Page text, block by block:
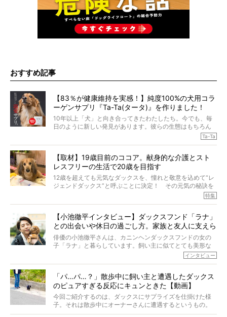
おすすめ記事
【83％が健康維持を実感！】純度100%の犬用コラ
ーゲンサプリ『Ta-Ta(タータ)』を作りました！
10年以上「犬」と向き合ってきたわたしたち。今でも、毎
日のように新しい発見があります。彼らの生態はもちろん
のこと、「食事」に関することも同じです。昔の犬は25年
代の犬の食事は“ある重要な栄養”が不足しがちになっている
というのです。
それを効率よくおぎなってくれるのが、コラーゲン！ そ
こでわたしたちは、純度100%の犬用コラーゲンサプリ
『Ta-Ta(タータ)』を作りました！
愛犬家の83％が「健康維持を実感した」と評判のTa-Ta(タ
か届きますように。
Ta-Ta
【取材】19歳目前のココア。献身的な介護とスト
レスフリーの生活で20歳を目指す
12歳を超えても元気なダックスを、憧れと敬意を込めて“レ
ジェンドダックス”と呼ぶことに決定！ その元気の秘訣を
オーナーさんに伺うのが、特集『レジェンドダックスの肖
く」というオーナーさんのポリシーのもと、甘やかさずに
育てられ、18歳になるまで定期検査すらしたことがなかっ
たというココアくん。果たしてその長生きの秘訣とは。
特集
【小池徹平インタビュー】ダックスフンド「ラナ」
との出会いや休日の過ごし方。家族と友人に支えら
れてー
俳優の小池徹平さんは、カニンヘンダックスフンドの女の
子「ラナ」と暮らしています。飼い主に似てとても美形な
ラナは、現在８才。小池さんのインスタグラムでは、ラナ
ケメンから愛されているラナは、去年の誕生日に小池さん
からプレゼントしてもらったハーネスをつけて撮影に参加
してくれました。
インタビュー
「パ…パ…？」散歩中に飼い主と遭遇したダックス
のピュアすぎる反応にキュンときた【動画】
今回ご紹介するのは、ダックスにサプライズを仕掛けた様
子。それは散歩中にオーナーさんに遭遇するというもの。
戸惑って歩きを止めたり、すぐに気付いて追いかけたり、